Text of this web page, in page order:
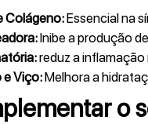
Colágeno:Essencial na
Inibe a produção
reduz a
e Viço:Melhora a
o